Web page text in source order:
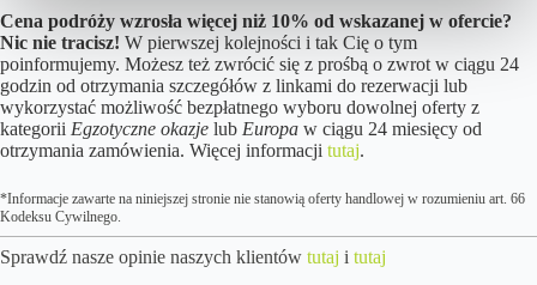
Cena podróży wzrosła więcej niż 10% od wskazanej w ofercie?
Nic nie tracisz! W pierwszej kolejności i tak Cię o tym
poinformujemy. Możesz też zwrócić się z prośbą o zwrot w ciągu 24
godzin od otrzymania szczegółów z linkami do rezerwacji lub
wykorzystać możliwość bezpłatnego wyboru dowolnej oferty z
kategorii Egzotyczne okazje lub Europa w ciągu 24 miesięcy od
otrzymania zamówienia. Więcej informacji tutaj.
*Informacje zawarte na niniejszej stronie nie stanowią oferty handlowej w rozumieniu art. 66
Kodeksu Cywilnego.
Sprawdź nasze opinie naszych klientów tutaj i tutaj